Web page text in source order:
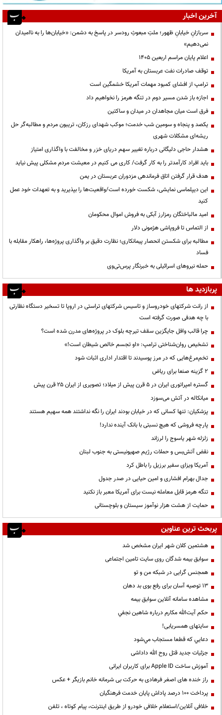
آخرین اخبار
سربازانِ خیابانِ ظهور؛ ملتِ مبعوثِ رودسر در پاسخ به دشمن: «خیابان‌ها را به ناامیدان
نمی‌دهیم»
اعلام پایان مراسم اربعین ۱۴۰۵
توقف صادرات نفت عربستان به آمریکا
ترامپ از افشای کمبود مهمات آمریکا خشمگین است
اجازه باز شدن مسیر دوم در تنگه هرمز را نخواهیم داد
فرق است میان مجاهدان در میدان و ساکتین
یکصد و پنجاه و سومین شب خدمت؛ موکب شهدای رزکان، تریبون مردم و مطالبه‌گر حل
ریشه‌ای مشکلات شهری
هشدار حاجی دلیگانی درباره تغییر سهم دریای خزر و مخالفت با واگذاری امتیاز
باید افراد کارآمدتر را به کار گرفت/ کاری می کنیم در معیشت مردم مشکلی پیش نیاید
هدف قرار گرفتن اتاق‌ فرماندهی مزدوران عربستان در یمن
این دیپلماسی نمایشی، شکست خورده است/واقعیت‌ها را بپذیرید و به تعهدات خود عمل
کنید
امید مالباختگان رمزارز آبکی به فروش اموال محکومان
از التماس تا فروپاشی هژمونی دلار
مطالبه برای شکستن انحصار پیمانکاری؛ نظارت دقیق بر واگذاری پروژه‌ها، راهکار مقابله با
فساد
حمله نیروهای اسرائیلی به خبرنگار پرس‌تی‌وی
پربازدید ها
از رانت‌ شرکتهای خودروساز و تاسیس شرکتهای تراستی در اروپا تا تسخیر دستگاه نظارتی
با چه هدفی صورت گرفته است
چرا قالب وافل جایگزین سقف تیرچه بلوک در پروژه‌های مدرن شده است؟
تشخیص روان‌شناختی ترامپ: «او تجسم خالص شیطان است!»
تخم‌مرغ‌هایی که در مرز پوسیدند تا اقتدار اداری اثبات شود
۲ گزینه صنعا برای ریاض
گستره امپراتوری ایران در ۵ قرن پیش از میلاد؛ تصویری از ایران ۲۵ قرن پیش
میانکاله در آتش می‌سوزد
پزشکیان: تنها کسانی که در خیابان بودند ایران را نگه نداشتند همه سهیم هستند
پارچه فروشی که هیچ نسبتی با بانک آینده ندارد!
زلزله شهر یاسوج را لرزاند
نقض آتش‌بس و حملات رژیم صهیونیستی به جنوب لبنان
آمریکا ویزای سفیر برزیل را باطل کرد
جدال بهرام افشاری و امین حیایی در صدر جدول
تنگه هرمز قابل معامله نیست برای آمریکا معبر باز نکنید
حمایت از هشت هزار نوآموز سیستان و بلوچستانی
پربحث ترین عناوین
هشتمین کلان شهر ایران مشخص شد
سوابق بیمه شدگان روی سایت تامین اجتماعی
همجنس گرایی در شبکه من و تو
13 توصیه آسان برای رفع بوی بد دهان
مشاهده سامانه آنلاين سوابق بیمه
حكم آيت‌الله مكارم درباره شاهين نجفي
سایتهای همسریابی!
دعايي كه قطعا مستجاب مي‌شود
جزئیات جدید قتل روح الله داداشی
آموزش ساخت Apple ID برای کاربران ایرانی
راز خنده های اصغر فرهادی به حرکت بی شرمانه خانم بازیگر + عکس
پرداخت ۱۰۰ درصد پاداش پایان خدمت فرهنگیان
خلافی آنلاین/استعلام خلافی خودرو از طریق اینترنت، پیام کوتاه ، تلفن